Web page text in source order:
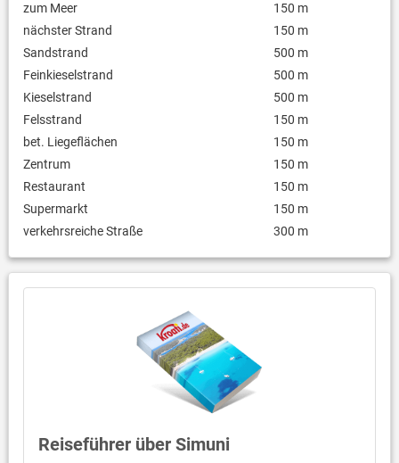
zum Meer
150 m
nächster Strand
150 m
Sandstrand
500 m
Feinkieselstrand
500 m
Kieselstrand
500 m
Felsstrand
150 m
bet. Liegeflächen
150 m
Zentrum
150 m
Restaurant
150 m
Supermarkt
150 m
verkehrsreiche Straße
300 m
Reiseführer über Simuni